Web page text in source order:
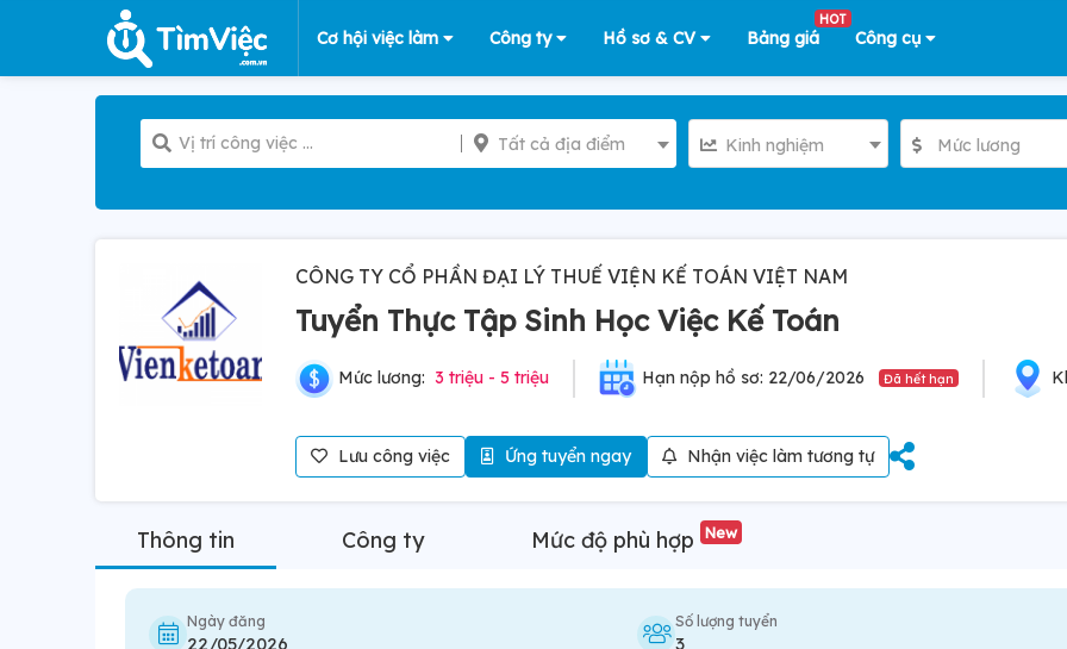
Cơ hội việc làm Công ty Hồ sơ & CV Bảng giá
HOT
Công cụ
Tất cả địa điểm Kinh nghiệm Mức lương
CÔNG TY CỔ PHẦN ĐẠI LÝ THUẾ VIỆN KẾ TOÁN VIỆT NAM
Tuyển Thực Tập Sinh Học Việc Kế Toán
Mức lương: 3 triệu - 5 triệu Hạn nộp hồ sơ: 22/06/2026 Đã hết hạn
Lưu công việc Ứng tuyển ngay Nhận việc làm tương tự
Thông tin Công ty Mức độ phù hợp New
Ngày đăng
22/05/2026
Số lượng tuyển
3